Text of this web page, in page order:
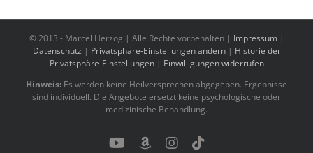
© 2013 - Marcel Herzog | Alle Rechte vorbehalten | Impressum |
Datenschutz | Privatsphäre-Einstellungen ändern| Historie der
Privatsphäre-Einstellungen| Einwilligungen widerrufen
Hinweis: Es werden keine Heilversprechen abgegeben. Ergebnisse
sind individuell. Die Angebote ersetzt keine psychologische oder
medizinische Behandlung.
YouTubeBenutzerdefiniert
Instagram
Tiktok